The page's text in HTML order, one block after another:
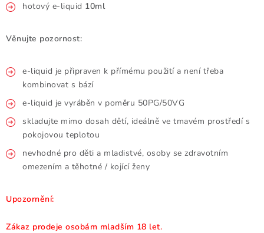
hotový e-liquid 10ml
Věnujte pozornost:
e-liquid je připraven k přímému použití a není třeba
kombinovat s bází
e-liquid je vyráběn v poměru 50PG/50VG
skladujte mimo dosah dětí, ideálně ve tmavém prostředí s
pokojovou teplotou
nevhodné pro děti a mladistvé, osoby se zdravotním
omezením a těhotné / kojící ženy
Upozornění:
Zákaz prodeje osobám mladším 18 let.